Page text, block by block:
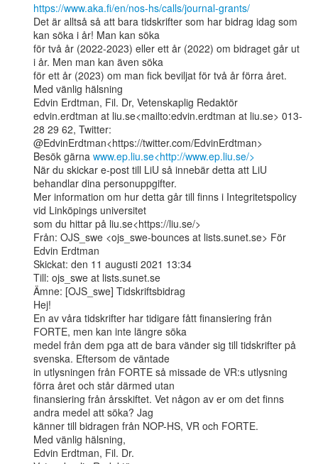
https://www.aka.fi/en/nos-hs/calls/journal-grants/
Det är alltså så att bara tidskrifter som har bidrag idag som
kan söka i år! Man kan söka
för två år (2022-2023) eller ett år (2022) om bidraget går ut
i år. Men man kan även söka
för ett år (2023) om man fick beviljat för två år förra året.
Med vänlig hälsning
Edvin Erdtman, Fil. Dr, Vetenskaplig Redaktör
edvin.erdtman at liu.se<mailto:edvin.erdtman at liu.se> 013-
28 29 62, Twitter:
@EdvinErdtman<https://twitter.com/EdvinErdtman>
Besök gärna www.ep.liu.se<http://www.ep.liu.se/>
När du skickar e-post till LiU så innebär detta att LiU
behandlar dina personuppgifter.
Mer information om hur detta går till finns i Integritetspolicy
vid Linköpings universitet
som du hittar på liu.se<https://liu.se/>
Från: OJS_swe <ojs_swe-bounces at lists.sunet.se> För
Edvin Erdtman
Skickat: den 11 augusti 2021 13:34
Till: ojs_swe at lists.sunet.se
Ämne: [OJS_swe] Tidskriftsbidrag
Hej!
En av våra tidskrifter har tidigare fått finansiering från
FORTE, men kan inte längre söka
medel från dem pga att de bara vänder sig till tidskrifter på
svenska. Eftersom de väntade
in utlysningen från FORTE så missade de VR:s utlysning
förra året och står därmed utan
finansiering från årsskiftet. Vet någon av er om det finns
andra medel att söka? Jag
känner till bidragen från NOP-HS, VR och FORTE.
Med vänlig hälsning,
Edvin Erdtman, Fil. Dr.